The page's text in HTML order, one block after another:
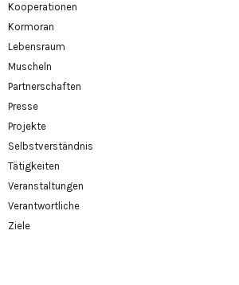
Kooperationen
Kormoran
Lebensraum
Muscheln
Partnerschaften
Presse
Projekte
Selbstverständnis
Tätigkeiten
Veranstaltungen
Verantwortliche
Ziele